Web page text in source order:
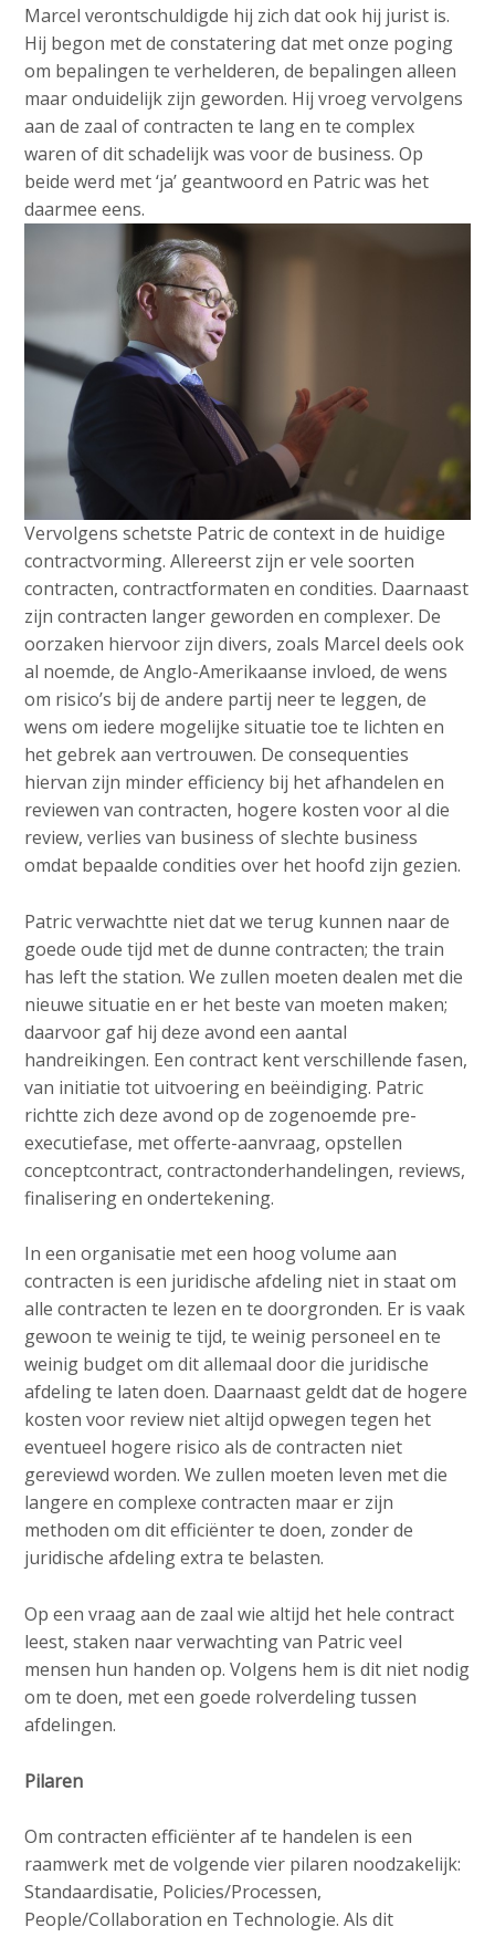
Marcel verontschuldigde hij zich dat ook hij jurist is.
Hij begon met de constatering dat met onze poging
om bepalingen te verhelderen, de bepalingen alleen
maar onduidelijk zijn geworden. Hij vroeg vervolgens
aan de zaal of contracten te lang en te complex
waren of dit schadelijk was voor de business. Op
beide werd met ‘ja’ geantwoord en Patric was het
daarmee eens.
Vervolgens schetste Patric de context in de huidige
contractvorming. Allereerst zijn er vele soorten
contracten, contractformaten en condities. Daarnaast
zijn contracten langer geworden en complexer. De
oorzaken hiervoor zijn divers, zoals Marcel deels ook
al noemde, de Anglo-Amerikaanse invloed, de wens
om risico’s bij de andere partij neer te leggen, de
wens om iedere mogelijke situatie toe te lichten en
het gebrek aan vertrouwen. De consequenties
hiervan zijn minder efficiency bij het afhandelen en
reviewen van contracten, hogere kosten voor al die
review, verlies van business of slechte business
omdat bepaalde condities over het hoofd zijn gezien.
Patric verwachtte niet dat we terug kunnen naar de
goede oude tijd met de dunne contracten; the train
has left the station. We zullen moeten dealen met die
nieuwe situatie en er het beste van moeten maken;
daarvoor gaf hij deze avond een aantal
handreikingen. Een contract kent verschillende fasen,
van initiatie tot uitvoering en beëindiging. Patric
richtte zich deze avond op de zogenoemde pre-
executiefase, met offerte-aanvraag, opstellen
conceptcontract, contractonderhandelingen, reviews,
finalisering en ondertekening.
In een organisatie met een hoog volume aan
contracten is een juridische afdeling niet in staat om
alle contracten te lezen en te doorgronden. Er is vaak
gewoon te weinig te tijd, te weinig personeel en te
weinig budget om dit allemaal door die juridische
afdeling te laten doen. Daarnaast geldt dat de hogere
kosten voor review niet altijd opwegen tegen het
eventueel hogere risico als de contracten niet
gereviewd worden. We zullen moeten leven met die
langere en complexe contracten maar er zijn
methoden om dit efficiënter te doen, zonder de
juridische afdeling extra te belasten.
Op een vraag aan de zaal wie altijd het hele contract
leest, staken naar verwachting van Patric veel
mensen hun handen op. Volgens hem is dit niet nodig
om te doen, met een goede rolverdeling tussen
afdelingen.
Pilaren
Om contracten efficiënter af te handelen is een
raamwerk met de volgende vier pilaren noodzakelijk:
Standaardisatie, Policies/Processen,
People/Collaboration en Technologie. Als dit